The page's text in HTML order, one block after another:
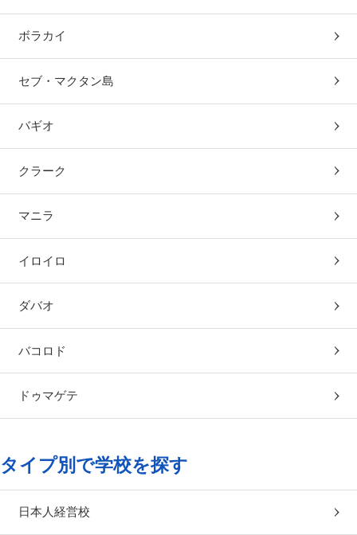
ボラカイ
セブ・マクタン島
バギオ
クラーク
マニラ
イロイロ
ダバオ
バコロド
ドゥマゲテ
タイプ別で学校を探す
日本人経営校